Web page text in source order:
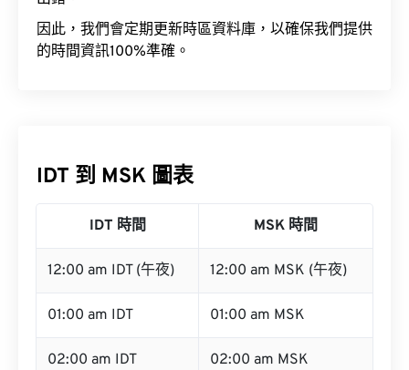
因此，我們會定期更新時區資料庫，以確保我們提供
的時間資訊100%準確。
IDT 到 MSK 圖表
IDT 時間 MSK 時間
12:00 am IDT (午夜) 12:00 am MSK (午夜)
01:00 am IDT 01:00 am MSK
02:00 am IDT 02:00 am MSK